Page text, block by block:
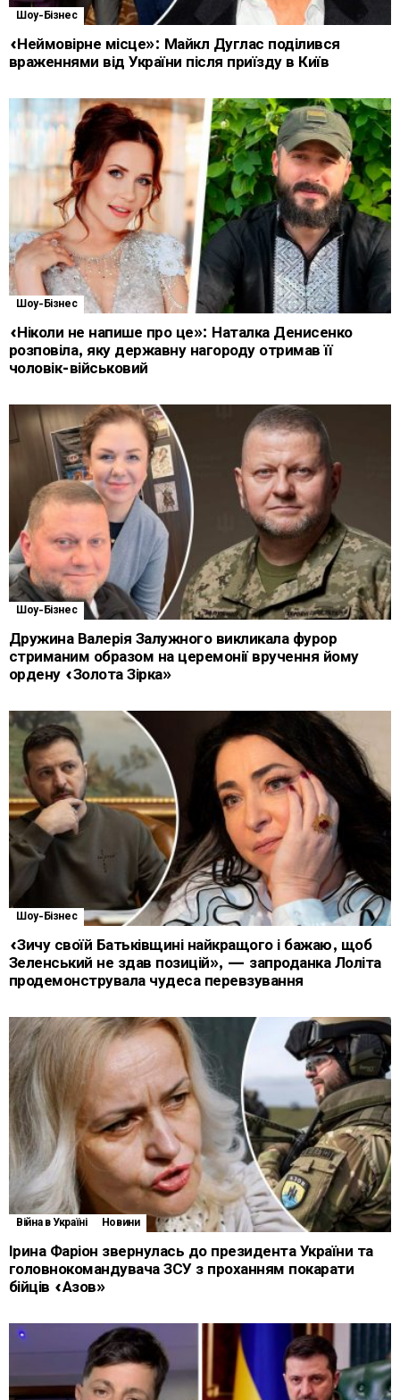
Шоу-Бізнес
«Неймовірне місце»: Майкл Дуглас поділився
враженнями від України після приїзду в Київ
Шоу-Бізнес
«Ніколи не напише про це»: Наталка Денисенко
розповіла, яку державну нагороду отримав її
чоловік-військовий
Шоу-Бізнес
Дружина Валерія Залужного викликала фурор
стриманим образом на церемонії вручення йому
ордену «Золота Зірка»
Шоу-Бізнес
«Зичу своїй Батьківщині найкращого і бажаю, щоб
Зеленський не здав позицій», — запроданка Лоліта
продемонструвала чудеса перевзування
Війна в Україні Новини
Ірина Фаріон звернулась до президента України та
головнокомандувача ЗСУ з проханням покарати
бійців «Азов»